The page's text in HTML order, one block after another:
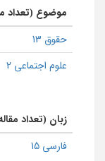
موضوع (تعداد
حقوق 13
علوم اجتماعی 2
زبان (تعداد
فارسی 15